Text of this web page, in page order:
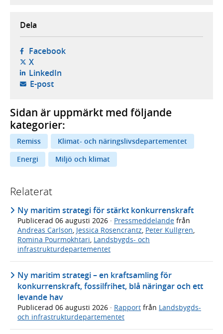
Dela
Facebook- öppnas i ny flik, extern webbplats,
X- öppnas i ny flik, extern webbplats,
LinkedIn- öppnas i ny flik, extern webbplats,
E-post- öppnar din e-postklient,
Sidan är uppmärkt med följande
kategorier:
Remiss
Klimat- och näringslivsdepartementet
Energi
Miljö och klimat
Relaterat
Ny maritim strategi för stärkt konkurrenskraft
Publicerad 06 augusti 2026 · Pressmeddelande från
Andreas Carlson, Jessica Rosencrantz, Peter Kullgren,
Romina Pourmokhtari, Landsbygds- och
infrastrukturdepartementet
Ny maritim strategi – en kraftsamling för
konkurrenskraft, fossilfrihet, blå näringar och ett
levande hav
Publicerad 06 augusti 2026 · Rapport från Landsbygds-
och infrastrukturdepartementet